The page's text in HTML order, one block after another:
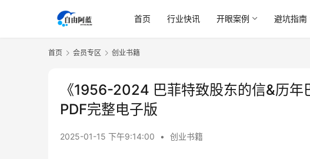
首页 行业快讯 开眼案例 避坑指南
首页 会员专区 创业书籍
《1956-2024 巴菲特致股东的信&历年
PDF完整电子版
2025-01-15 下午9:14:00 • 创业书籍